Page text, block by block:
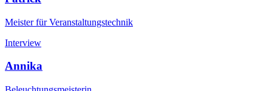
Meister für Veranstaltungstechnik
Interview
Annika